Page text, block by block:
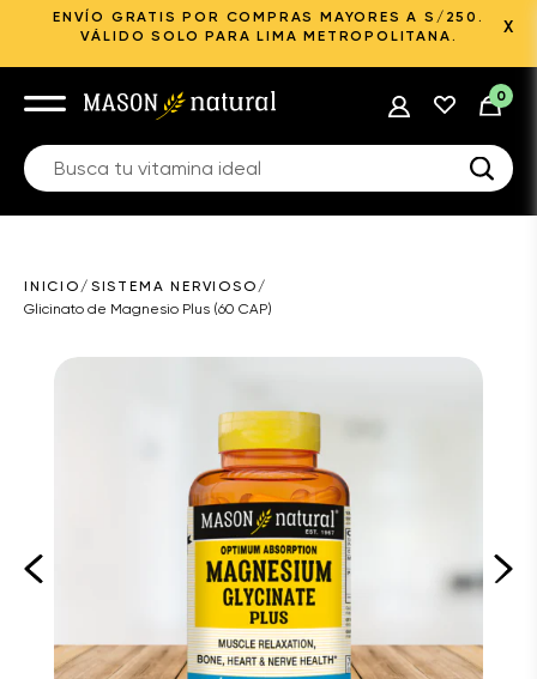
ENVÍO GRATIS POR COMPRAS MAYORES A S/250.
VÁLIDO SOLO PARA LIMA METROPOLITANA.
X
0
INICIO / SISTEMA NERVIOSO /
Glicinato de Magnesio Plus (60 CAP)